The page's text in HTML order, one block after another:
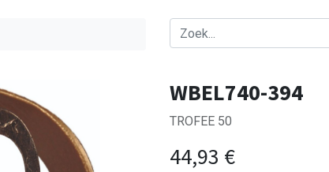
WBEL740-394
TROFEE 50
44,93 €